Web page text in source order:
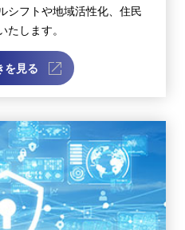
シフトや地域活性化、住民
たします。
を見る